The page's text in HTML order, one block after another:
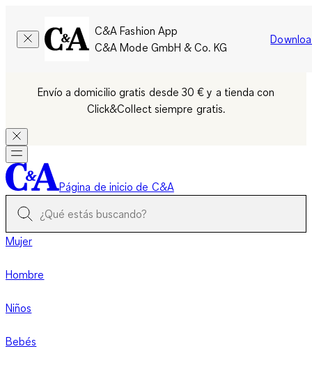
C&A Fashion App
C&A Mode GmbH & Co. KG
Envío a domicilio gratis desde 30 € y a tienda con
Click&Collect siempre gratis.
Página de inicio de C&A
Mujer
Hombre
Niños
Bebés